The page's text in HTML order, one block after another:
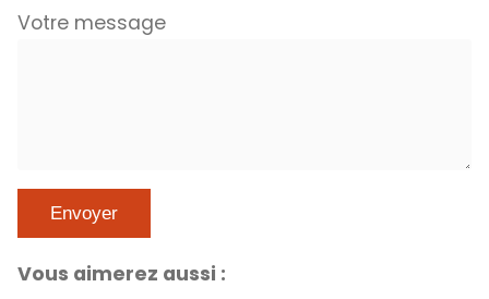
Votre message
Vous aimerez aussi :